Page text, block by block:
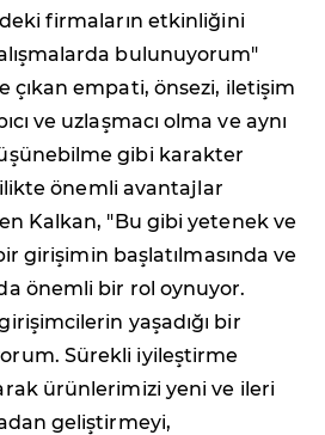
firmaların etkinliğini
bulunuyorum"
çıkan empati, önsezi, iletişim
ve uzlaşmacı olma ve aynı
gibi karakter
önemli avantajlar
Kalkan, "Bu gibi yetenek ve
girişimin başlatılmasında ve
önemli bir rol oynuyor.
yaşadığı bir
Sürekli iyileştirme
ürünlerimizi yeni ve ileri
geliştirmeyi,